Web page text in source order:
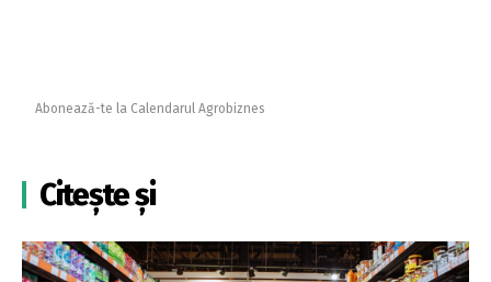
Abonează-te la Calendarul Agrobiznes
Citește și